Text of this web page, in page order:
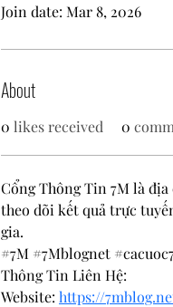
Join date: Mar 8, 2026
About
0 likes received 0
Cổng Thông Tin 7M là
theo dõi kết quả trực
gia.
#7M #7Mblognet
Thông Tin Liên Hệ:
Website: https://